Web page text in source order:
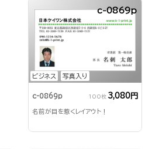
ビジネス 写真入り
c-0869p
c-0869p 100枚 3,080円
名前が目を惹くレイアウト！